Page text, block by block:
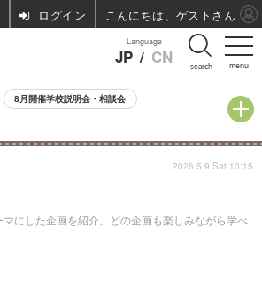
menu
Language
JP / CN search
8月開催学校説明会・相談会
にした企画を紹介。どの企画も楽しみながら学べ
2026.5.9 Sat 10:15
ログイン こんにちは、ゲストさん